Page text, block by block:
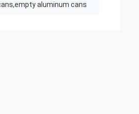
aluminum cans